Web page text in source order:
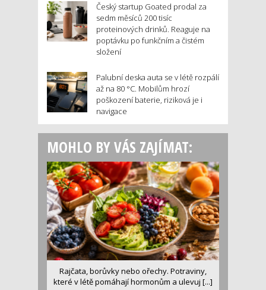
Český startup Goated prodal za
sedm měsíců 200 tisíc
proteinových drinků. Reaguje na
poptávku po funkčním a čistém
složení
Palubní deska auta se v létě rozpálí
až na 80 °C. Mobilům hrozí
poškození baterie, riziková je i
navigace
MOHLO BY VÁS ZAJÍMAT:
Rajčata, borůvky nebo ořechy. Potraviny,
které v létě pomáhají hormonům a ulevuj [...]